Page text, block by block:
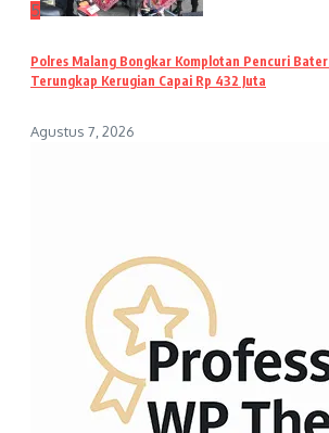
5
Polres Malang Bongkar Komplotan Pencuri
Terungkap Kerugian Capai Rp 432 Juta
Agustus 7, 2026